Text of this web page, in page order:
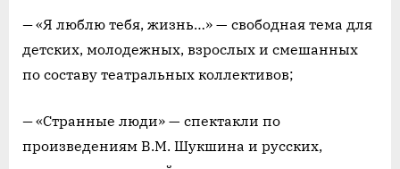
—«Я люблю тебя, жизнь…» — свободная тема для
детских, молодежных, взрослых и смешанных
по составу театральных коллективов;
—«Странные люди» — спектакли по
произведениям В.М. Шукшина и русских,